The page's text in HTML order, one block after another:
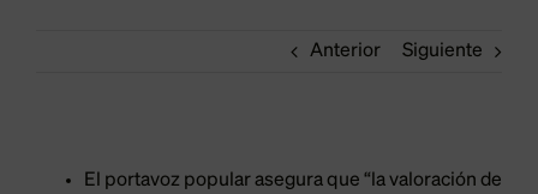
Anterior Siguiente
El portavoz popular asegura que “la valoración de